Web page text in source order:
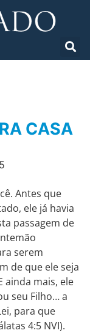
CASA
Antes que
ele já havia
passagem de
serem
de que ele seja
ainda mais, ele
seu Filho… a
para que
4:5 NVI).